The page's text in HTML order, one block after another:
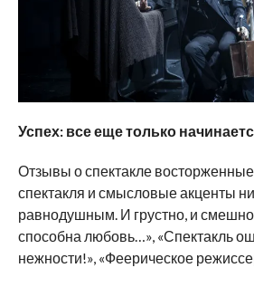
Успех: все еще только
Отзывы о спектакле
спектакля и смысловые акценты
равнодушным. И грустно, и смешно
способна любовь…», «Спектакль
нежности!», «Феерическое